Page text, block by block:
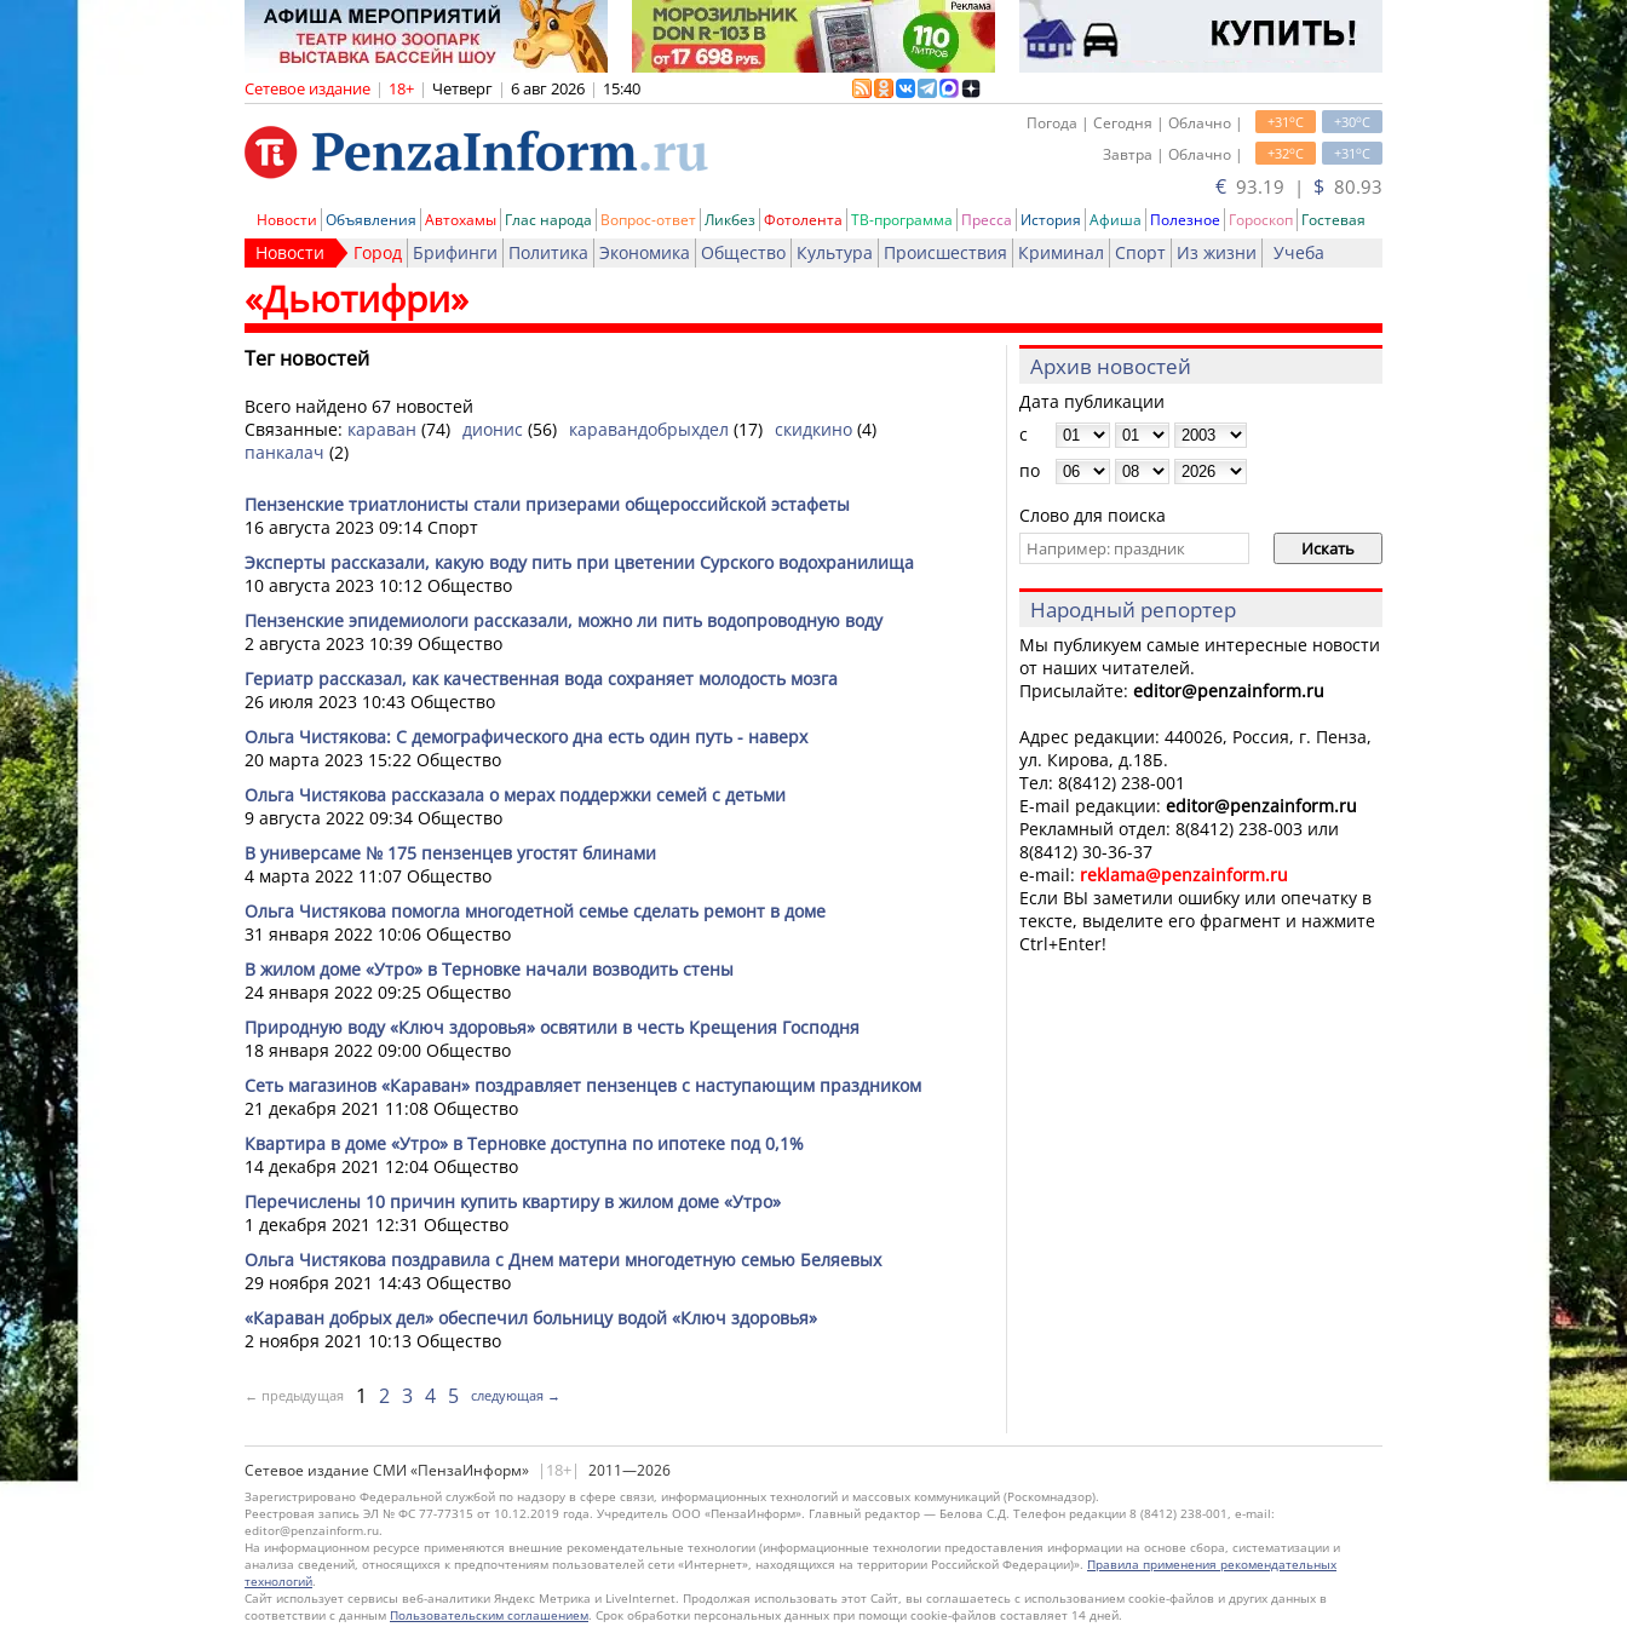
Сетевое издание | 18+ | Четверг | 6 авг 2026 | 15:40
+30oC
+31oC
Погода | Сегодня | Облачно |
+31oC
+32oC
Завтра | Облачно |
€ 93.19 | $ 80.93
Новости Объявления Автохамы Глас народа Вопрос-ответ Ликбез Фотолента ТВ-программа Пресса История Афиша Полезное Гороскоп Гостевая
Новости Город Брифинги Политика Экономика Общество Культура Происшествия Криминал Спорт Из жизни Учеба
«Дьютифри»
Тег новостей
Всего найдено 67 новостей
Связанные: караван (74) дионис (56) каравандобрыхдел (17) скидкино (4)
панкалач (2)
Пензенские триатлонисты стали призерами общероссийской эстафеты
16 августа 2023 09:14 Спорт
Эксперты рассказали, какую воду пить при цветении Сурского водохранилища
10 августа 2023 10:12 Общество
Пензенские эпидемиологи рассказали, можно ли пить водопроводную воду
2 августа 2023 10:39 Общество
Гериатр рассказал, как качественная вода сохраняет молодость мозга
26 июля 2023 10:43 Общество
Ольга Чистякова: С демографического дна есть один путь - наверх
20 марта 2023 15:22 Общество
Ольга Чистякова рассказала о мерах поддержки семей с детьми
9 августа 2022 09:34 Общество
В универсаме № 175 пензенцев угостят блинами
4 марта 2022 11:07 Общество
Ольга Чистякова помогла многодетной семье сделать ремонт в доме
31 января 2022 10:06 Общество
В жилом доме «Утро» в Терновке начали возводить стены
24 января 2022 09:25 Общество
Природную воду «Ключ здоровья» освятили в честь Крещения Господня
18 января 2022 09:00 Общество
Сеть магазинов «Караван» поздравляет пензенцев с наступающим праздником
21 декабря 2021 11:08 Общество
Квартира в доме «Утро» в Терновке доступна по ипотеке под 0,1%
14 декабря 2021 12:04 Общество
Перечислены 10 причин купить квартиру в жилом доме «Утро»
1 декабря 2021 12:31 Общество
Ольга Чистякова поздравила с Днем матери многодетную семью Беляевых
29 ноября 2021 14:43 Общество
«Караван добрых дел» обеспечил больницу водой «Ключ здоровья»
2 ноября 2021 10:13 Общество
← предыдущая 1 2 3 4 5 следующая →
Архив новостей
Дата публикации
с
по
Слово для поиска
Народный репортер
Мы публикуем самые интересные новости
от наших читателей.
Присылайте: editor@penzainform.ru
Адрес редакции: 440026, Россия, г. Пенза,
ул. Кирова, д.18Б.
Тел: 8(8412) 238-001
E-mail редакции: editor@penzainform.ru
Рекламный отдел: 8(8412) 238-003 или
8(8412) 30-36-37
e-mail: reklama@penzainform.ru
Если ВЫ заметили ошибку или опечатку в
тексте, выделите его фрагмент и нажмите
Ctrl+Enter!
Сетевое издание СМИ «ПензаИнформ» |18+| 2011—2026
Зарегистрировано Федеральной службой по надзору в сфере связи, информационных технологий и массовых коммуникаций (Роскомнадзор).
Реестровая запись ЭЛ № ФС 77-77315 от 10.12.2019 года. Учредитель ООО «ПензаИнформ». Главный редактор — Белова С.Д. Телефон редакции 8 (8412) 238-001, e-mail:
editor@penzainform.ru.
На информационном ресурсе применяются внешние рекомендательные технологии (информационные технологии предоставления информации на основе сбора, систематизации и
анализа сведений, относящихся к предпочтениям пользователей сети «Интернет», находящихся на территории Российской Федерации)». Правила применения рекомендательных
технологий.
Сайт использует сервисы веб-аналитики Яндекс Метрика и LiveInternet. Продолжая использовать этот Сайт, вы соглашаетесь с использованием cookie-файлов и других данных в
соответствии с данным Пользовательским соглашением. Срок обработки персональных данных при помощи cookie-файлов составляет 14 дней.